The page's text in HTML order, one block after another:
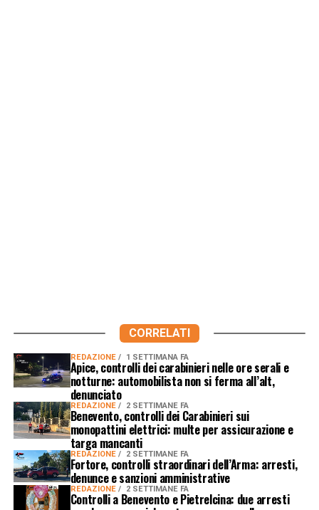
CORRELATI
REDAZIONE 1 SETTIMANA FA
Apice, controlli dei carabinieri nelle ore serali e
notturne: automobilista non si ferma all’alt,
denunciato
REDAZIONE 2 SETTIMANE FA
Benevento, controlli dei Carabinieri sui
monopattini elettrici: multe per assicurazione e
targa mancanti
REDAZIONE 2 SETTIMANE FA
Fortore, controlli straordinari dell’Arma: arresti,
denunce e sanzioni amministrative
REDAZIONE 2 SETTIMANE FA
Controlli a Benevento e Pietrelcina: due arresti